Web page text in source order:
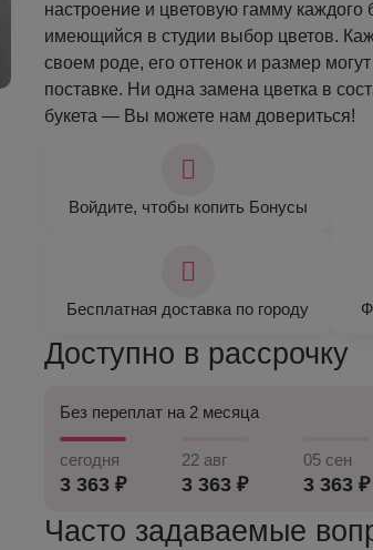
настроение и цветовую гамму каждого
имеющийся в студии выбор цветов.
своем роде, его оттенок и размер
поставке. Ни одна замена цветка в
букета — Вы можете нам довериться!
Войдите, чтобы копить Бонусы
Бесплатная доставка по городу
Доступно в рассрочку
Без переплат на 2 месяца
сегодня
3 363 ₽
22 авг
3 363 ₽
05 сен
3 363 ₽
Часто задаваемые